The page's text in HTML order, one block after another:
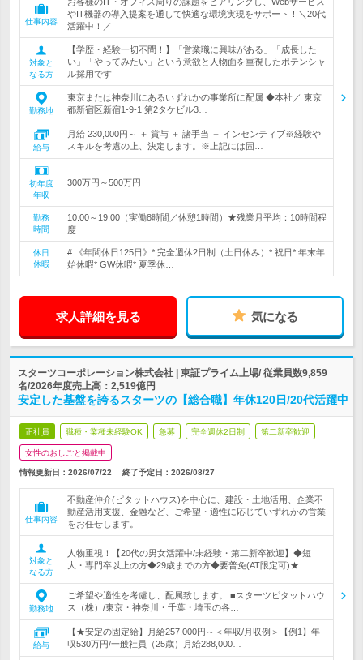
仕事内容
やIT機器の導入提案を通して快適な環境実現をサポート！＼20代
活躍中！／
対象と
なる方
【学歴・経験一切不問！】「営業職に興味がある」「成長した
い」「やってみたい」という意欲と人物面を重視したポテンシャ
ル採用です
勤務地
東京または神奈川にあるいずれかの事業所に配属 ◆本社／ 東京
都新宿区新宿1-9-1 第2タケビル3…
給与
月給 230,000円～ ＋ 賞与 ＋ 諸手当 ＋ インセンティブ※経験や
スキルを考慮の上、決定します。※上記には固…
初年度
年収
300万円～500万円
勤務
時間
10:00～19:00（実働8時間／休憩1時間）★残業月平均：10時間程
度
休日
休暇
# 《年間休日125日》* 完全週休2日制（土日休み）* 祝日* 年末年
始休暇* GW休暇* 夏季休…
求人詳細を見る 気になる
スターツコーポレーション株式会社 | 東証プライム上場/ 従業員数9,859
名/2026年度売上高：2,519億円
安定した基盤を誇るスターツの【総合職】年休120日/20代活躍中
正社員 職種・業種未経験OK 急募 完全週休2日制 第二新卒歓迎
女性のおしごと掲載中
情報更新日：2026/07/22 終了予定日： 2026/08/27
仕事内容
不動産仲介(ピタットハウス)を中心に、建設・土地活用、企業不
動産活用支援、金融など、ご希望・適性に応じていずれかの営業
をお任せします。
対象と
なる方
人物重視！【20代の男女活躍中/未経験・第二新卒歓迎】◆短
大・専門卒以上の方◆29歳までの方◆要普免(AT限定可)★
勤務地
ご希望や適性を考慮し、配属致します。 ■スターツピタットハウ
ス（株）/東京・神奈川・千葉・埼玉の各…
給与
【★安定の固定給】月給257,000円～＜年収/月収例＞【例1】年
収530万円/一般社員（25歳）月給288,000…